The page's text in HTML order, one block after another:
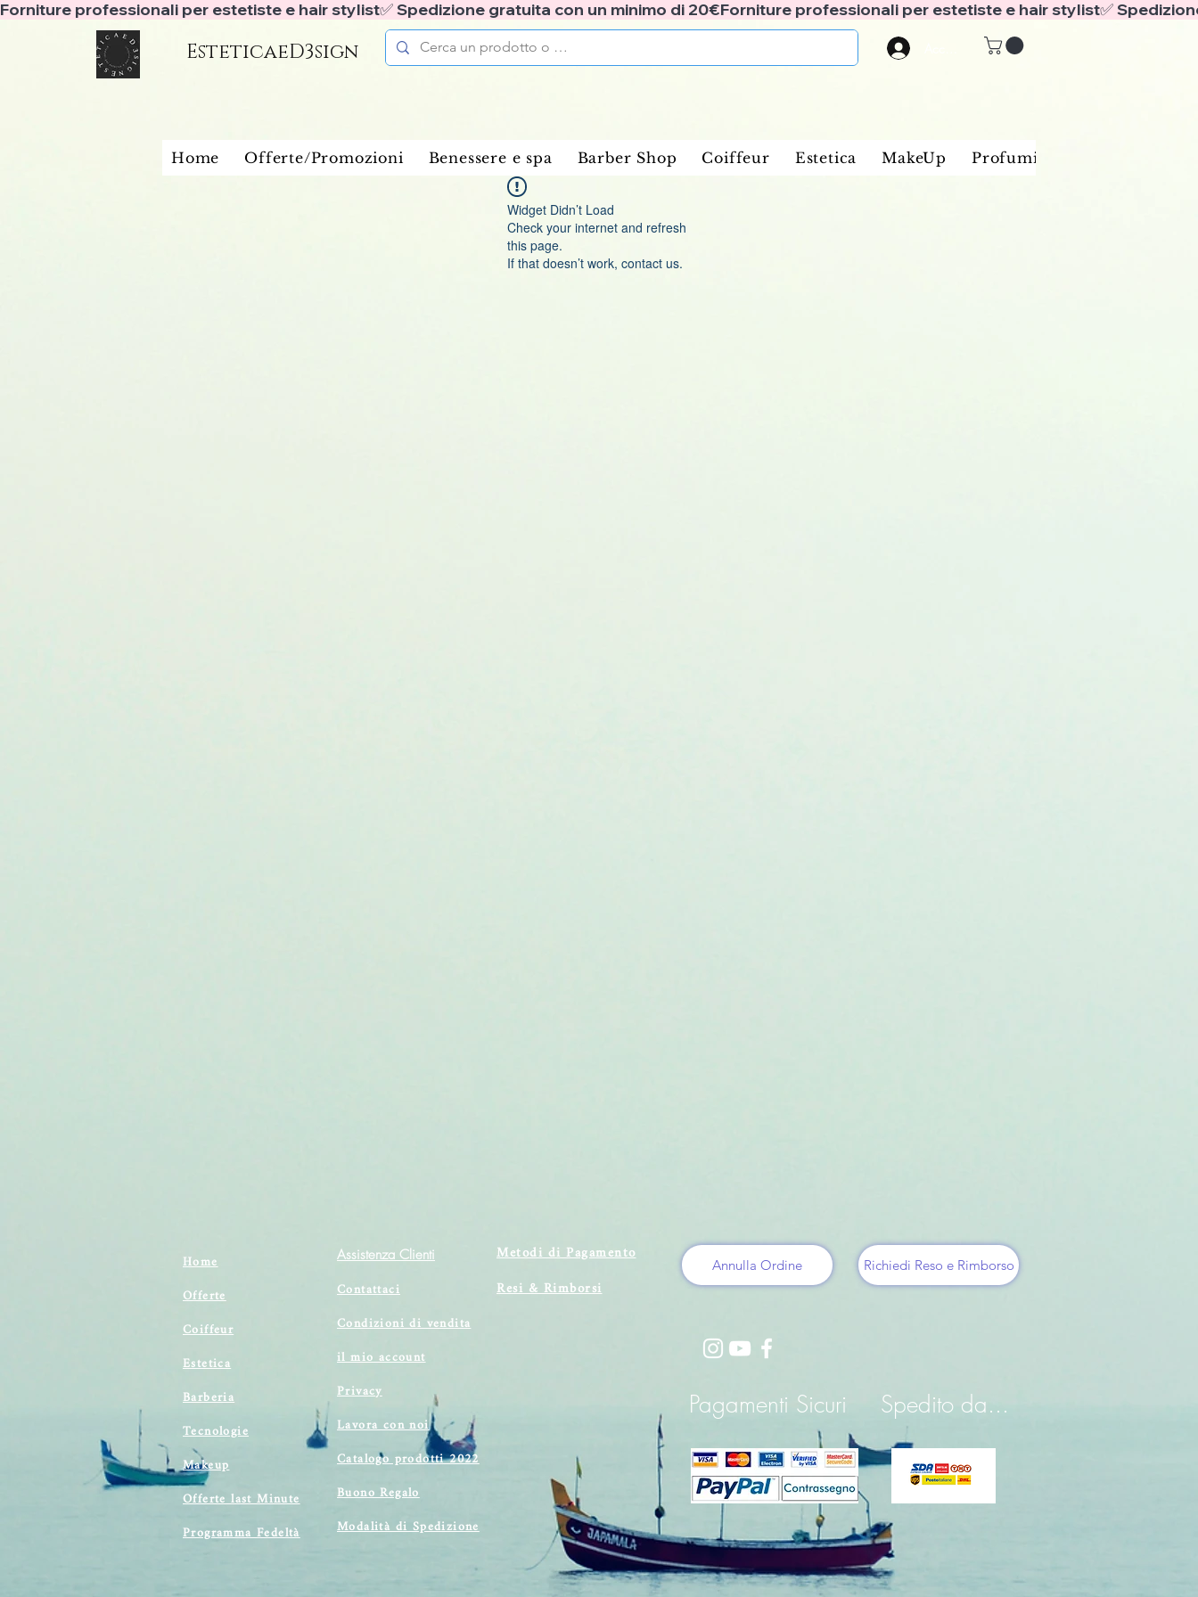
Forniture professionali per estetiste e hair stylist✅ Spedizione gratuita con un minimo di 20€
EsteticaeD3sign
Home Offerte/Promozioni Benessere e spa Barber Shop Coiffeur Estetica MakeUp Profumi
Widget Didn’t Load
Check your internet and refresh
this page.
If that doesn’t work, contact us.
Home
Offerte
Coiffeur
Estetica
Barberia
Tecnologie
Makeup
Offerte last Minute
Programma Fedeltà
Assistenza Clienti
Contattaci
Condizioni di vendita
il mio account
Privacy
Lavora con noi
Catalogo prodotti 2022
Buono Regalo
Modalità di Spedizione
Metodi di Pagamento
Resi & Rimborsi
Annulla Ordine Richiedi Reso e Rimborso
Pagamenti Sicuri Spedito da...